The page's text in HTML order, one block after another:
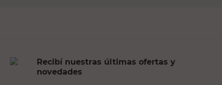
Recibí nuestras últimas ofertas y
novedades